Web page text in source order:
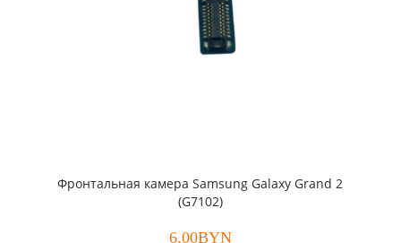
Фронтальная камера Samsung Galaxy Grand 2
(G7102)
6.00BYN